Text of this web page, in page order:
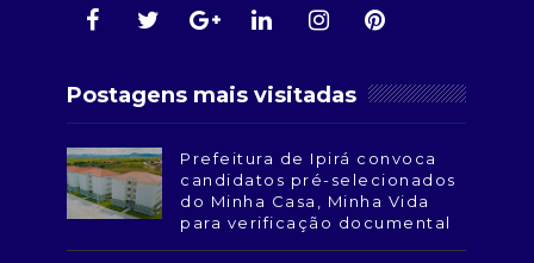
Postagens mais visitadas
Prefeitura de Ipirá convoca
candidatos pré-selecionados
do Minha Casa, Minha Vida
para verificação documental